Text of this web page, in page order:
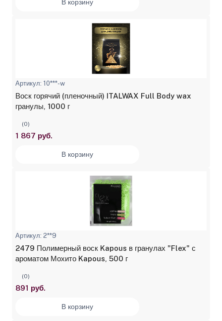
В корзину
Артикул: 10***-w
Воск горячий (пленочный) ITALWAX Full Body wax
гранулы, 1000 г
(0)
1 867 руб.
В корзину
Артикул: 2**9
2479 Полимерный воск Kapous в гранулах "Flex" с
ароматом Мохито Kapous, 500 г
(0)
891 руб.
В корзину